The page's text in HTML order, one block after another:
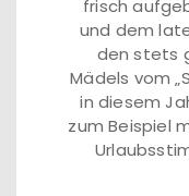
frisch
und dem
den stets
Mädels vom
in diesem
zum Beispiel